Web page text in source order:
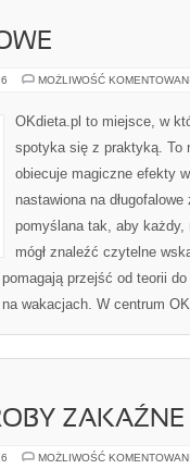
MOŻLIWOŚĆ
OKdieta.pl to miejsce, w
spotyka się z praktyką. To
obiecuje magiczne efekty
nastawiona na
pomyślana tak, aby
mógł znaleźć czytelne
przejść od teorii
wakacjach. W centrum
ZAKAŹNE
MOŻLIWOŚĆ